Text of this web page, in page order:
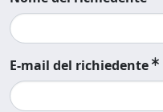
E-mail del richiedente